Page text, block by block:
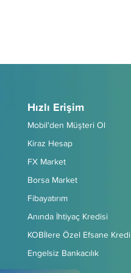
Hızlı Erişim
Mobil'den Müşteri Ol
Kiraz Hesap
FX Market
Borsa Market
Fibayatırım
Anında İhtiyaç Kredisi
KOBİlere Özel Efsane Kredi
Engelsiz Bankacılık